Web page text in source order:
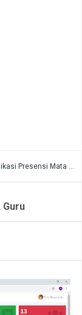
Presensi Mata Pelajaran Untuk Guru